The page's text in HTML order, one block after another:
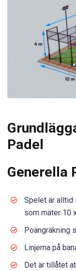
Padel
Generella
Spelet är alltid
som mäter 10
Poängräkning
Linjerna på
Det är tillåtet